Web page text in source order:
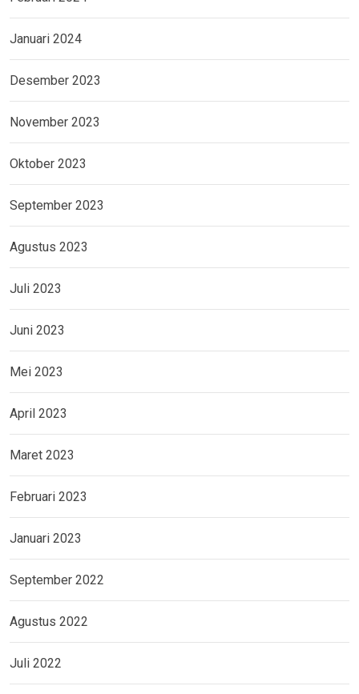
Januari 2024
Desember 2023
November 2023
Oktober 2023
September 2023
Agustus 2023
Juli 2023
Juni 2023
Mei 2023
April 2023
Maret 2023
Februari 2023
Januari 2023
September 2022
Agustus 2022
Juli 2022